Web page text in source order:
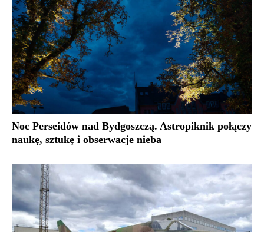
Noc Perseidów nad Bydgoszczą. Astropiknik połączy
naukę, sztukę i obserwacje nieba